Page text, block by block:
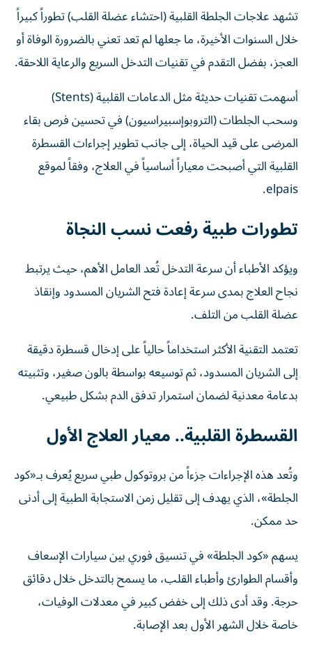
تشهد علاجات الجلطة القلبية (احتشاء عضلة القلب) تطوراً كبيراً
خلال السنوات الأخيرة، ما جعلها لم تعد تعني بالضرورة الوفاة أو
العجز، بفضل التقدم في تقنيات التدخل السريع والرعاية اللاحقة.
أسهمت تقنيات حديثة مثل الدعامات القلبية (Stents)
وسحب الجلطات (التروبوإسبيراسيون) في تحسين فرص بقاء
المرضى على قيد الحياة، إلى جانب تطوير إجراءات القسطرة
القلبية التي أصبحت معياراً أساسياً في العلاج، وفقاً لموقع
elpais.
تطورات طبية رفعت نسب النجاة
ويؤكد الأطباء أن سرعة التدخل تُعد العامل الأهم، حيث يرتبط
نجاح العلاج بمدى سرعة إعادة فتح الشريان المسدود وإنقاذ
عضلة القلب من التلف.
تعتمد التقنية الأكثر استخداماً حالياً على إدخال قسطرة دقيقة
إلى الشريان المسدود، ثم توسيعه بواسطة بالون صغير، وتثبيته
بدعامة معدنية لضمان استمرار تدفق الدم بشكل طبيعي.
القسطرة القلبية.. معيار العلاج الأول
وتُعد هذه الإجراءات جزءاً من بروتوكول طبي سريع يُعرف بـ«كود
الجلطة»، الذي يهدف إلى تقليل زمن الاستجابة الطبية إلى أدنى
حد ممكن.
يسهم «كود الجلطة» في تنسيق فوري بين سيارات الإسعاف
وأقسام الطوارئ وأطباء القلب، ما يسمح بالتدخل خلال دقائق
حرجة. وقد أدى ذلك إلى خفض كبير في معدلات الوفيات،
خاصة خلال الشهر الأول بعد الإصابة.